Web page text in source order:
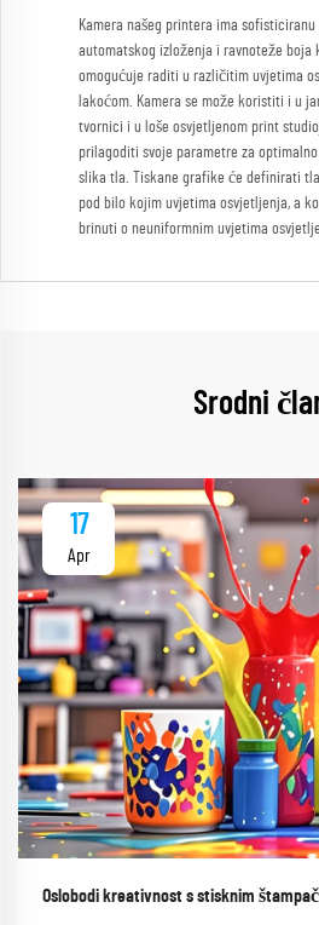
Kamera našeg printera ima
automatskog izloženja i ravnoteže boja
omogućuje raditi u različitim uvjetima
lakoćom. Kamera se može koristiti i u
tvornici i u loše osvjetljenom print
prilagoditi svoje parametre za
slika tla. Tiskane grafike će definirati
pod bilo kojim uvjetima osvjetljenja, a
brinuti o neuniformnim uvjetima
Srodni
17
Apr
Oslobodi kreativnost s stisknim